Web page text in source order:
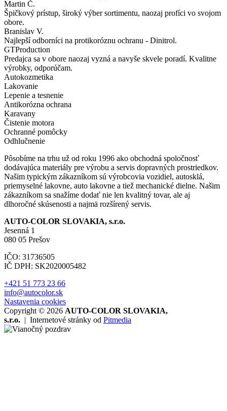
Martin Č.
Špičkový prístup, široký výber sortimentu, naozaj profíci vo svojom
obore.
Branislav V.
Najlepší odborníci na protikoróznu ochranu - Dinitrol.
GTProduction
Predajca sa v obore naozaj vyzná a navyše skvele poradí. Kvalitne
výrobky, odporúčam.
Autokozmetika
Lakovanie
Lepenie a tesnenie
Antikorózna ochrana
Karavany
Čistenie motora
Ochranné pomôcky
Odhlučnenie
Pôsobíme na trhu už od roku 1996 ako obchodná spoločnosť
dodávajúca materiály pre výrobu a servis dopravných prostriedkov.
Našim typickým zákazníkom sú výrobcovia vozidiel, autosklá,
priemyselné lakovne, auto lakovne a tiež mechanické dielne. Našim
zákazníkom sa snažíme dodať nie len kvalitný tovar, ale aj
dlhoročné skúsenosti a najmä rozšírený servis.
AUTO-COLOR SLOVAKIA, s.r.o.
Jesenná 1
080 05 Prešov
IČO: 31736505
IČ DPH: SK2020005482
+421 51 773 23 66
info@autocolor.sk
Nastavenia cookies
Copyright © 2026 AUTO-COLOR SLOVAKIA,
s.r.o. | Internetové stránky od Pitmedia